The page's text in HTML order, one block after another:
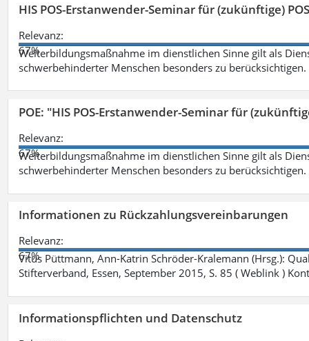
HIS POS-Erstanwender-Seminar für (zukünftige)
Relevanz:
67%
Weiterbildungsmaßnahme im dienstlichen Sinne gilt als
schwerbehinderter Menschen besonders zu berücksichtigen.
POE: "HIS POS-Erstanwender-Seminar für
Relevanz:
67%
Weiterbildungsmaßnahme im dienstlichen Sinne gilt als
schwerbehinderter Menschen besonders zu berücksichtigen.
Informationen zu Rückzahlungsvereinbarungen
Relevanz:
67%
Vitus Püttmann, Ann-Katrin Schröder-Kralemann (Hrsg.):
Stifterverband, Essen, September 2015, S. 85 ( Weblink )
Informationspflichten und Datenschutz